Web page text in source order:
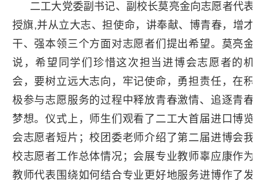
二工大党委副书记、副校长莫亮金向志愿者代表
授旗,并从立大志、担使命，讲奉献、博青春，增才
干、强本领三个方面对志愿者们提出希望。莫亮金
说，希望同学们珍惜这次担当进博会志愿者的机
会，要树立远大志向，牢记使命，勇担责任，在积
极参与志愿服务的过程中释放青春激情、追逐青春
梦想。仪式上，师生们观看了二工大首届进口博览
会志愿者短片；校团委老师介绍了第二届进博会我
校志愿者工作总体情况；会展专业教师辜应康作为
教师代表围绕如何结合专业更好地服务进博作了发